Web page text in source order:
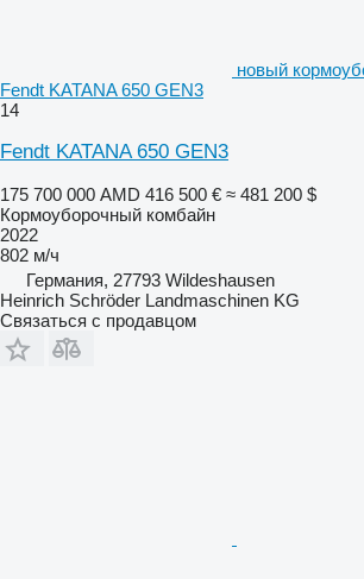
новый
Fendt KATANA 650 GEN3
14
Fendt KATANA 650 GEN3
175 700 000 AMD 416 500 € ≈ 481 200 $
Кормоуборочный комбайн
2022
802 м/ч
Германия, 27793 Wildeshausen
Heinrich Schröder Landmaschinen KG
Связаться с продавцом